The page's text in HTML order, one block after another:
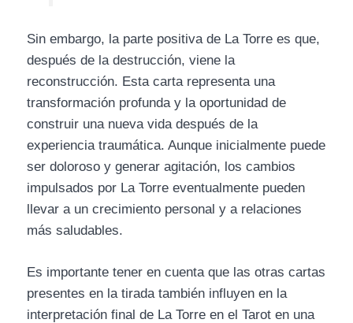
Sin embargo, la parte positiva de La Torre es que,
después de la destrucción, viene la
reconstrucción. Esta carta representa una
transformación profunda y la oportunidad de
construir una nueva vida después de la
experiencia traumática. Aunque inicialmente puede
ser doloroso y generar agitación, los cambios
impulsados por La Torre eventualmente pueden
llevar a un crecimiento personal y a relaciones
más saludables.
Es importante tener en cuenta que las otras cartas
presentes en la tirada también influyen en la
interpretación final de La Torre en el Tarot en una